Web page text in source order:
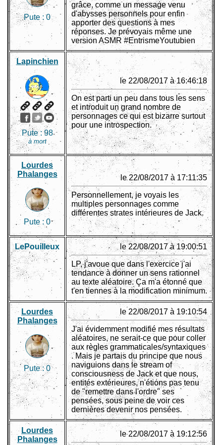
Pute :0
grâce, comme un message venu
d'abysses personnels pour enfin
apporter des questions à mes
réponses. Je prévoyais même une
version ASMR #EntrismeYoutubien
Lapinchien
Pute :98
à mort
le 22/08/2017 à 16:46:18
On est parti un peu dans tous les sens
et introduit un grand nombre de
personnages ce qui est bizarre surtout
pour une introspection.
Lourdes
Phalanges
Pute : 0
le 22/08/2017 à 17:11:35
Personnellement, je voyais les
multiples personnages comme
différentes strates intérieures de Jack.
LePouiIleux le 22/08/2017 à 19:00:51
LP, j'avoue que dans l'exercice j'ai
tendance à donner un sens rationnel
au texte aléatoire. Ça m'a étonné que
t'en tiennes à la modification minimum.
Lourdes
Phalanges
Pute :0
le 22/08/2017 à 19:10:54
J'ai évidemment modifié mes résultats
aléatoires, ne serait-ce que pour coller
aux règles grammaticales/syntaxiques
. Mais je partais du principe que nous
naviguions dans le stream of
consciousness de Jack et que nous,
entités extérieures, n'étions pas tenu
de "remettre dans l'ordre" ses
pensées, sous peine de voir ces
dernières devenir nos pensées.
Lourdes
Phalanges
le 22/08/2017 à 19:12:56